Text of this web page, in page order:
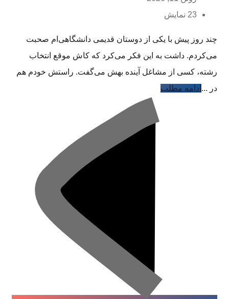
23 نمایش
چند روز پیش با یکی از دوستان قدیمی دانشگاهی‌ام صحبت
می‌کردم. داشت به این فکر می‌کرد که کاش موقع انتخاب
رشته، کسی از مشاغل آینده بهش می‌گفت. راستش خودم هم
در ... ادامه مطلب